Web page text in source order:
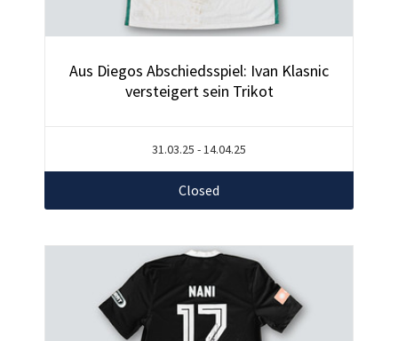
Aus Diegos Abschiedsspiel: Ivan Klasnic
versteigert sein Trikot
31.03.25 - 14.04.25
Closed